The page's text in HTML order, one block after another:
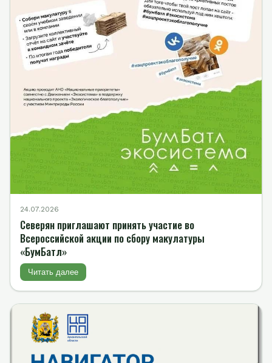
24.07.2026
Северян приглашают принять участие во
Всероссийской акции по сбору макулатуры
«БумБатл»
Читать далее